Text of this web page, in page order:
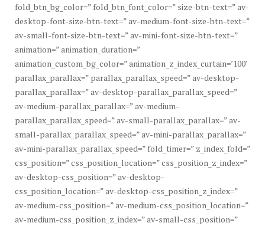
fold_btn_bg_color=” fold_btn_font_color=” size-btn-text=” av-
desktop-font-size-btn-text=” av-medium-font-size-btn-text=”
av-small-font-size-btn-text=” av-mini-font-size-btn-text=”
animation=” animation_duration=”
animation_custom_bg_color=” animation_z_index_curtain=’100′
parallax_parallax=” parallax_parallax_speed=” av-desktop-
parallax_parallax=” av-desktop-parallax_parallax_speed=”
av-medium-parallax_parallax=” av-medium-
parallax_parallax_speed=” av-small-parallax_parallax=” av-
small-parallax_parallax_speed=” av-mini-parallax_parallax=”
av-mini-parallax_parallax_speed=” fold_timer=” z_index_fold=”
css_position=” css_position_location=” css_position_z_index=”
av-desktop-css_position=” av-desktop-
css_position_location=” av-desktop-css_position_z_index=”
av-medium-css_position=” av-medium-css_position_location=”
av-medium-css_position_z_index=” av-small-css_position=”